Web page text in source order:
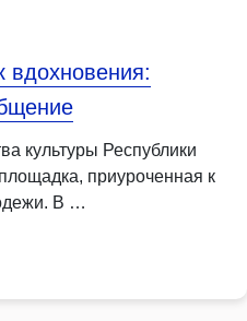
вдохновения:
культуры Республики
приуроченная к
В …